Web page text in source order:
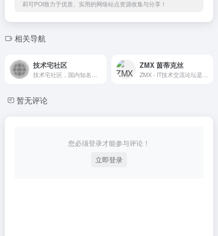
莉可POI致力于优质、实用的网络站点资源收集与分享！
相关导航
技术宅社区 ZMX 茵蒂克丝
暂无评论
您必须登录才能参与评论！
立即登录